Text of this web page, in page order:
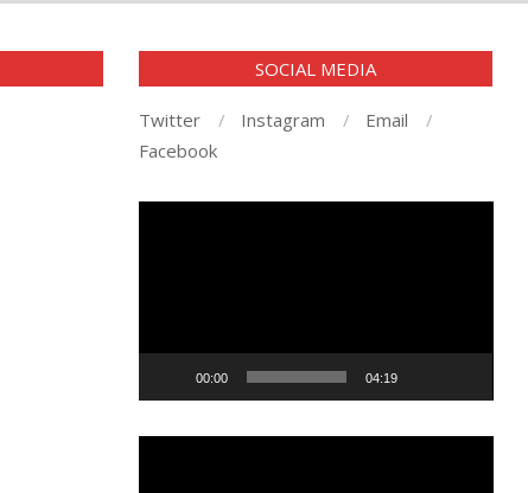
SOCIAL MEDIA
Twitter Instagram
Email
Facebook
00:00 04:19